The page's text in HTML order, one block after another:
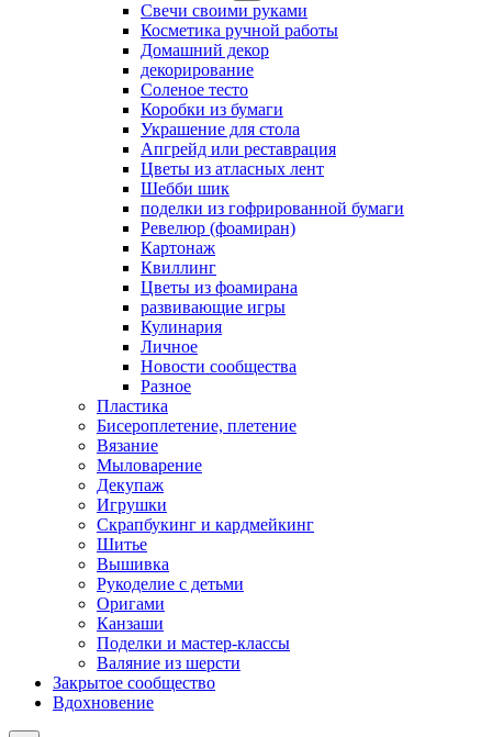
Свечи своими руками
Косметика ручной работы
Домашний декор
декорирование
Соленое тесто
Коробки из бумаги
Украшение для стола
Апгрейд или реставрация
Цветы из атласных лент
Шебби шик
поделки из гофрированной бумаги
Ревелюр (фоамиран)
Картонаж
Квиллинг
Цветы из фоамирана
развивающие игры
Кулинария
Личное
Новости сообщества
Разное
Пластика
Бисероплетение, плетение
Вязание
Мыловарение
Декупаж
Игрушки
Скрапбукинг и кардмейкинг
Шитье
Вышивка
Рукоделие с детьми
Оригами
Канзаши
Поделки и мастер-классы
Валяние из шерсти
Закрытое сообщество
Вдохновение